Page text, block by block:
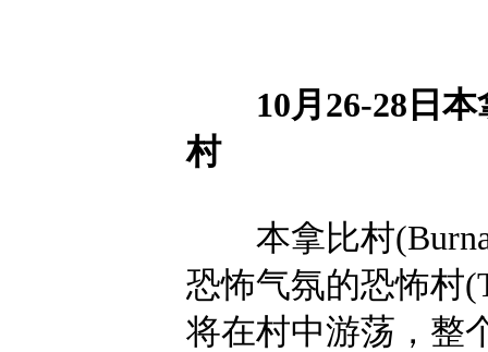
10月26-28日本
村
本拿比村
恐怖气氛的恐怖村
将在村中游荡，整